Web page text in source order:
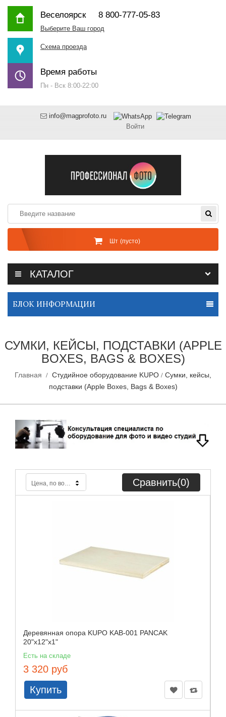
Веселоярск8 800-777-05-83
Выберите Ваш город
Схема проезда
Время работы
Пн - Вск 8:00-22:00
info@magprofoto.ru
Войти
Шт (пусто)
КАТАЛОГ
БЛОК ИНФОРМАЦИИ
СУМКИ, КЕЙСЫ, ПОДСТАВКИ (APPLE
BOXES, BAGS & BOXES)
Главная Студийное оборудование KUPO
Сумки, кейсы,
подставки (Apple Boxes, Bags & Boxes)
Цена, по возрастанию Сравнить(0)
Деревянная опора KUPO KAB-001 PANCAK
20"x12"x1"
Есть на складе
3 320 руб
Купить